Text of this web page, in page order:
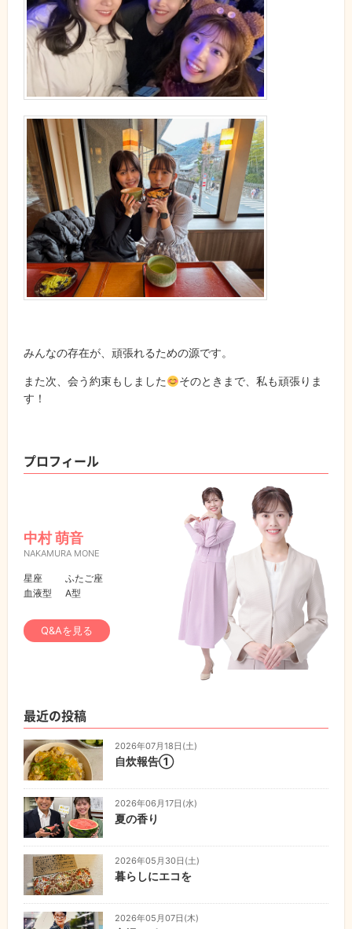
みんなの存在が、頑張れるための源です。
また次、会う約束もしました
そのときまで、私も頑張りま
す！
プロフィール
中村 萌音
NAKAMURA MONE
星座
ふたご座
血液型
A型
Q&Aを見る
最近の投稿
2026年07月18日(土)
自炊報告①
2026年06月17日(水)
夏の香り
2026年05月30日(土)
暮らしにエコを
2026年05月07日(木)